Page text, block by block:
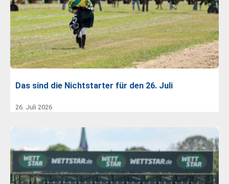
Das sind die Nichtstarter für den 26. Juli
26. Juli 2026